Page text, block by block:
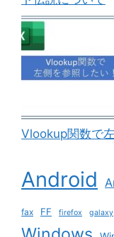
Vlookup関数で
Android
fax FF firefox galaxy